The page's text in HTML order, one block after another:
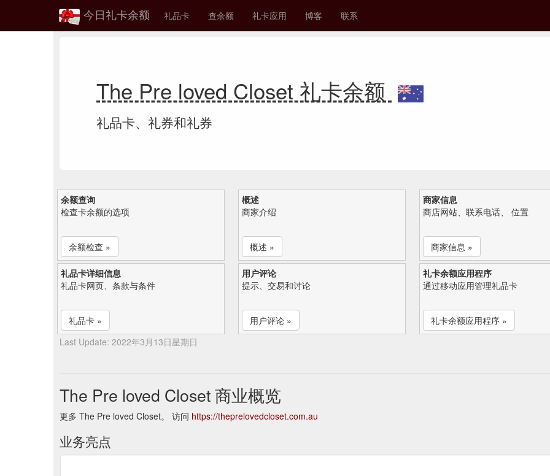
今日礼卡余额 礼品卡 查余额 礼卡应用 博客 联系
The Pre loved Closet 礼卡余额
礼品卡、礼券和礼券
余额查询
检查卡余额的选项
余额检查 »
概述
商家介绍
概述 »
商家信息
商店网站、联系电话、 位置
商家信息 »
礼品卡详细信息
礼品卡网页、条款与条件
礼品卡 »
用户评论
提示、交易和讨论
用户评论 »
礼卡余额应用程序
通过移动应用管理礼品卡
礼卡余额应用程序 »
Last Update: 2022年3月13日星期日
The Pre loved Closet 商业概览
更多 The Pre loved Closet。 访问 https://theprelovedcloset.com.au
业务亮点